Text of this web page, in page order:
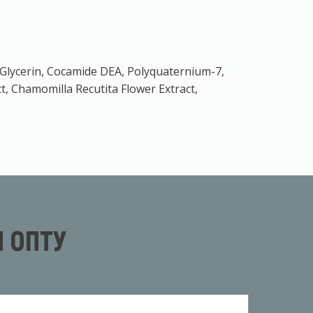
Cocamide DEA, Polyquaternium-7,
Chamomilla Recutita Flower Extract,